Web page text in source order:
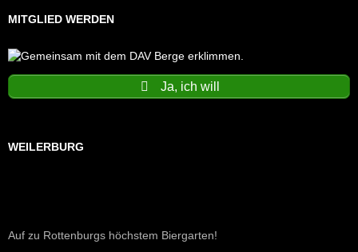
MITGLIED WERDEN
Ja, ich will
WEILERBURG
Auf zu Rottenburgs höchstem Biergarten!